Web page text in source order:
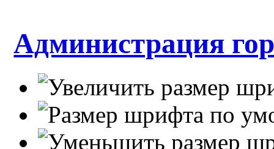
Администрация